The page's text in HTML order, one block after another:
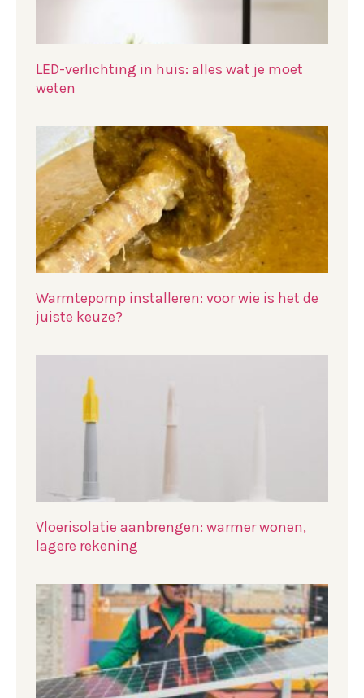
LED-verlichting in huis: alles wat je moet
weten
Warmtepomp installeren: voor wie is het de
juiste keuze?
Vloerisolatie aanbrengen: warmer wonen,
lagere rekening